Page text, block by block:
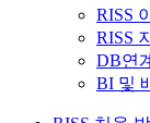
RISS
RISS
DB연
BI 및